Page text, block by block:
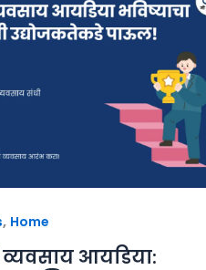
, Home
व्यवसाय आयडिया: